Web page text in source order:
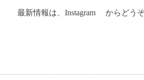
最新情報は、 Instagram からどう